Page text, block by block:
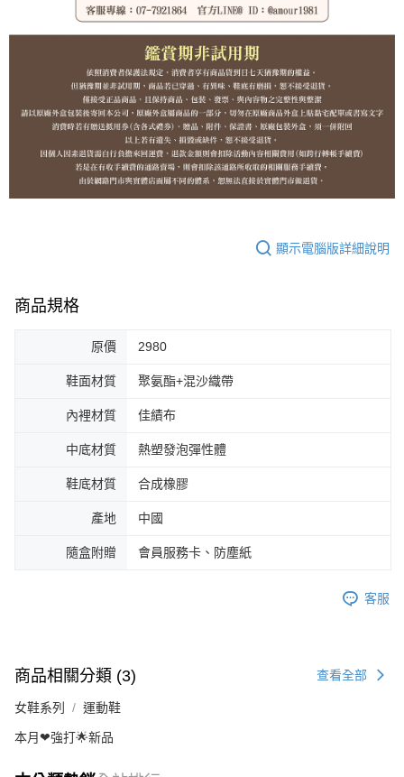
顯示電腦版詳細說明
商品規格
原價 2980
鞋面材質 聚氨酯+混沙織帶
內裡材質 佳績布
中底材質 熱塑發泡彈性體
鞋底材質 合成橡膠
產地 中國
隨盒附贈 會員服務卡、防塵紙
客服
商品相關分類 (3) 查看全部
女鞋系列 運動鞋
本月❤強打🌟新品